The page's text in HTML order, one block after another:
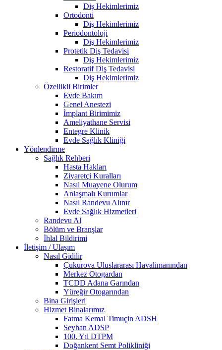
Diş Hekimlerimiz
Ortodonti
Diş Hekimlerimiz
Periodontoloji
Diş Hekimlerimiz
Protetik Diş Tedavisi
Diş Hekimlerimiz
Restoratif Diş Tedavisi
Diş Hekimlerimiz
Özellikli Birimler
Evde Bakım
Genel Anestezi
İmplant Birimimiz
Ameliyathane Servisi
Entegre Klinik
Evde Sağlık Kliniği
Yönlendirme
Sağlık Rehberi
Hasta Hakları
Ziyaretçi Kuralları
Nasıl Muayene Olurum
Anlaşmalı Kurumlar
Nasıl Randevu Alınır
Evde Sağlık Hizmetleri
Randevu Al
Bölüm ve Branşlar
İhlal Bildirimi
İletişim / Ulaşım
Nasıl Gidilir
Çukurova Uluslararası Havalimanından
Merkez Otogardan
TCDD Adana Garından
Yüreğir Otogarından
Bina Girişleri
Hizmet Binalarımız
Fatma Kemal Timuçin ADSH
Seyhan ADSP
100. Yıl DTPM
Doğankent Semt Polikliniği